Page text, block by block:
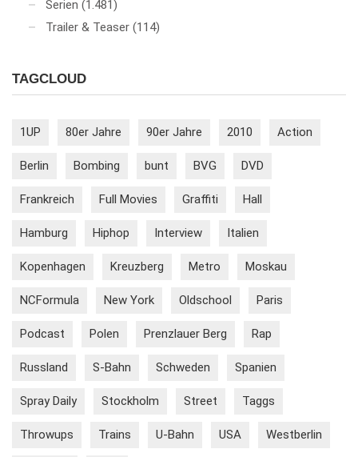
Serien (1.481)
Trailer & Teaser (114)
TAGCLOUD
1UP 80er Jahre 90er Jahre 2010 Action
Berlin Bombing bunt BVG DVD
Frankreich Full Movies Graffiti Hall
Hamburg Hiphop Interview Italien
Kopenhagen Kreuzberg Metro Moskau
NCFormula New York Oldschool Paris
Podcast Polen Prenzlauer Berg Rap
Russland S-Bahn Schweden Spanien
Spray Daily Stockholm Street Taggs
Throwups Trains U-Bahn USA Westberlin